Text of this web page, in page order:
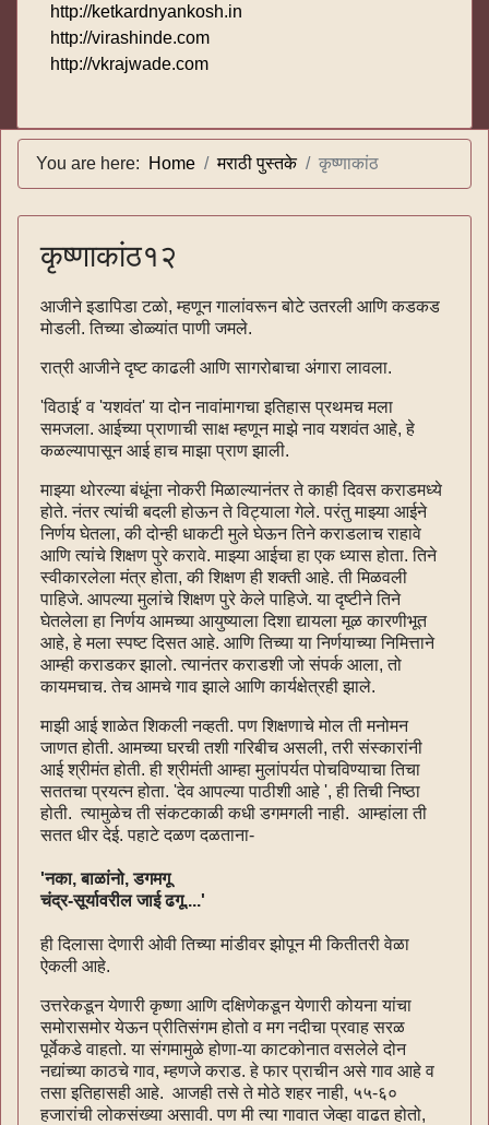
http://ketkardnyankosh.in
http://virashinde.com
http://vkrajwade.com
You are here: Home मराठी पुस्तके कृष्णाकांठ
कृष्णाकांठ१२
आजीने इडापिडा टळो, म्हणून गालांवरून बोटे उतरली आणि कडकड
मोडली. तिच्या डोळ्यांत पाणी जमले.
रात्री आजीने दृष्ट काढली आणि सागरोबाचा अंगारा लावला.
'विठाई' व 'यशवंत' या दोन नावांमागचा इतिहास प्रथमच मला
समजला. आईच्या प्राणाची साक्ष म्हणून माझे नाव यशवंत आहे, हे
कळल्यापासून आई हाच माझा प्राण झाली.
माझ्या थोरल्या बंधूंना नोकरी मिळाल्यानंतर ते काही दिवस कराडमध्ये
होते. नंतर त्यांची बदली होऊन ते विट्याला गेले. परंतु माझ्या आईने
निर्णय घेतला, की दोन्ही धाकटी मुले घेऊन तिने कराडलाच राहावे
आणि त्यांचे शिक्षण पुरे करावे. माझ्या आईचा हा एक ध्यास होता. तिने
स्वीकारलेला मंत्र होता, की शिक्षण ही शक्ती आहे. ती मिळवली
पाहिजे. आपल्या मुलांचे शिक्षण पुरे केले पाहिजे. या दृष्टीने तिने
घेतलेला हा निर्णय आमच्या आयुष्याला दिशा द्यायला मूळ कारणीभूत
आहे, हे मला स्पष्ट दिसत आहे. आणि तिच्या या निर्णयाच्या निमित्ताने
आम्ही कराडकर झालो. त्यानंतर कराडशी जो संपर्क आला, तो
कायमचाच. तेच आमचे गाव झाले आणि कार्यक्षेत्रही झाले.
माझी आई शाळेत शिकली नव्हती. पण शिक्षणाचे मोल ती मनोमन
जाणत होती. आमच्या घरची तशी गरिबीच असली, तरी संस्कारांनी
आई श्रीमंत होती. ही श्रीमंती आम्हा मुलांपर्यत पोचविण्याचा तिचा
सततचा प्रयत्न होता. 'देव आपल्या पाठीशी आहे ', ही तिची निष्ठा
होती. त्यामुळेच ती संकटकाळी कधी डगमगली नाही. आम्हांला ती
सतत धीर देई. पहाटे दळण दळताना-
'नका, बाळांनो, डगमगू
चंद्र-सूर्यावरील जाई ढगू....'
ही दिलासा देणारी ओवी तिच्या मांडीवर झोपून मी कितीतरी वेळा
ऐकली आहे.
उत्तरेकडून येणारी कृष्णा आणि दक्षिणेकडून येणारी कोयना यांचा
समोरासमोर येऊन प्रीतिसंगम होतो व मग नदीचा प्रवाह सरळ
पूर्वेकडे वाहतो. या संगमामुळे होणा-या काटकोनात वसलेले दोन
नद्यांच्या काठचे गाव, म्हणजे कराड. हे फार प्राचीन असे गाव आहे व
तसा इतिहासही आहे. आजही तसे ते मोठे शहर नाही, ५५-६०
हजारांची लोकसंख्या असावी. पण मी त्या गावात जेव्हा वाढत होतो,